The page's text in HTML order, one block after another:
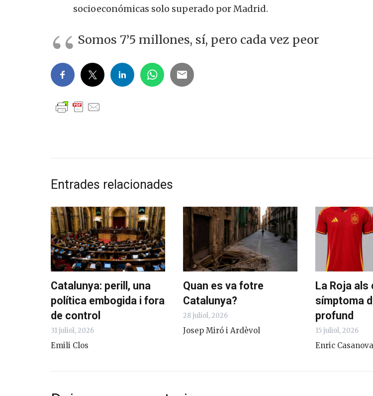
socioeconómicas solo superado por Madrid.
Somos 7’5 millones, sí, pero cada vez peor
Entrades relacionades
Catalunya: perill, una
política embogida i fora
de control
31 juliol, 2026
Emili Clos
Quan es va fotre
Catalunya?
28 juliol, 2026
Josep Miró i Ardèvol
La Roja als
símptoma
profund
15 juliol, 2026
Enric